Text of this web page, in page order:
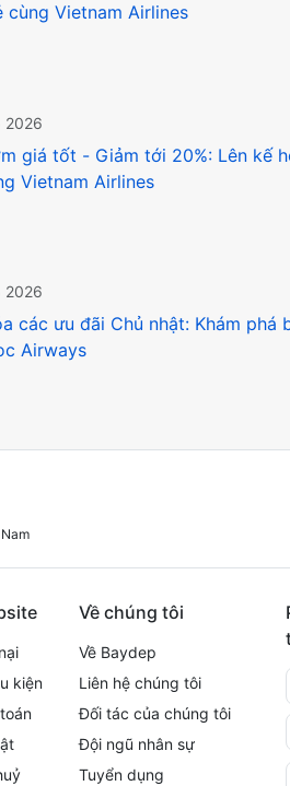
cùng Vietnam Airlines
2026
giá tốt - Giảm tới 20%: Lên kế
Vietnam Airlines
2026
các ưu đãi Chủ nhật: Khám phá
Airways
kiện
Về chúng tôi
Về Baydep
Liên hệ chúng tôi
Đối tác của chúng tôi
Đội ngũ nhân sự
Tuyển dụng